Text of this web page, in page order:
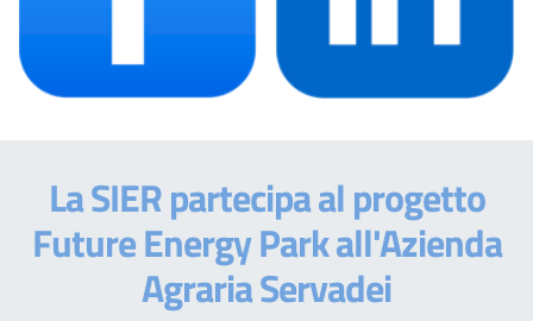
La SIER partecipa al progetto
Future Energy Park all'Azienda
Agraria Servadei